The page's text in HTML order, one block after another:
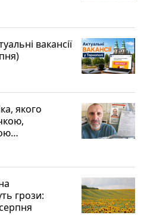
вакансії
якого
грози: